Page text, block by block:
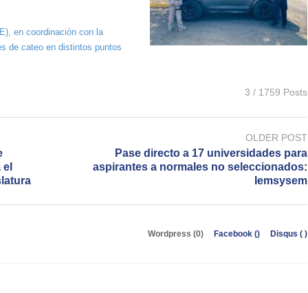
en coordinación con la
de cateo en distintos puntos
3 / 1759 Posts
OLDER POST
Pase directo a 17 universidades para
aspirantes a normales no seleccionados:
Iemsysem
Wordpress (0) Facebook () Disqus ( )